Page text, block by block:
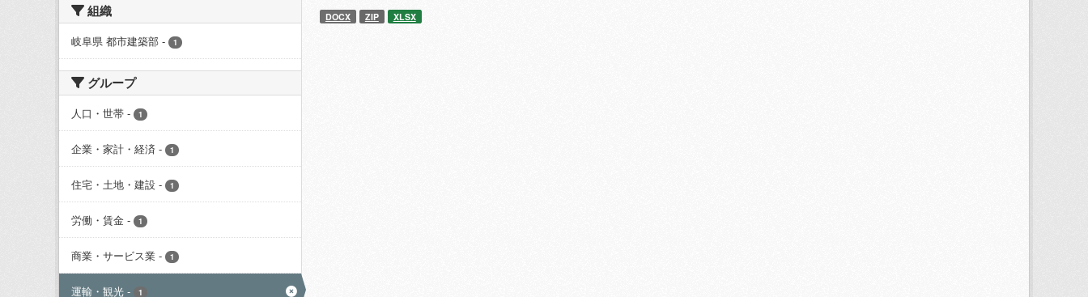
組織
岐阜県 都市建築部 - 1
グループ
人口・世帯 - 1
企業・家計・経済 - 1
住宅・土地・建設 - 1
労働・賃金 - 1
商業・サービス業 - 1
運輸・観光 - 1
DOCX ZIP XLSX